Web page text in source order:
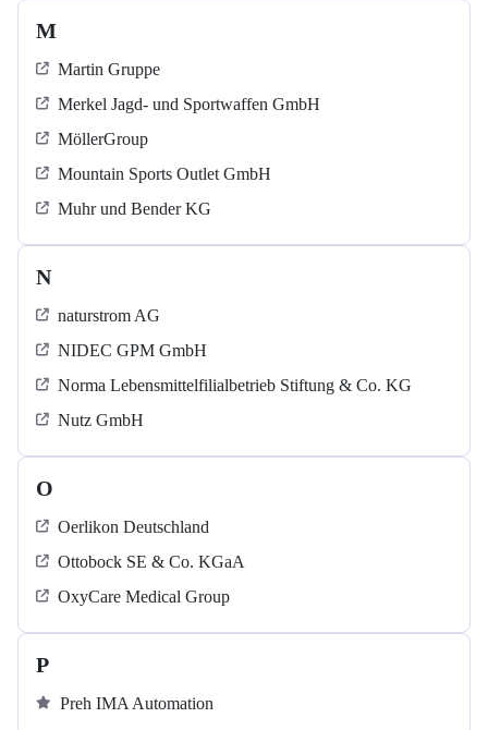
M
Martin Gruppe
Merkel Jagd- und Sportwaffen GmbH
MöllerGroup
Mountain Sports Outlet GmbH
Muhr und Bender KG
N
naturstrom AG
NIDEC GPM GmbH
Norma Lebensmittelfilialbetrieb Stiftung & Co. KG
Nutz GmbH
O
Oerlikon Deutschland
Ottobock SE & Co. KGaA
OxyCare Medical Group
P
Preh IMA Automation